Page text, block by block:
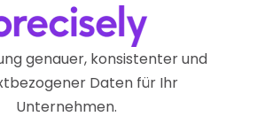
genauer, konsistenter und
Daten für Ihr
Unternehmen.